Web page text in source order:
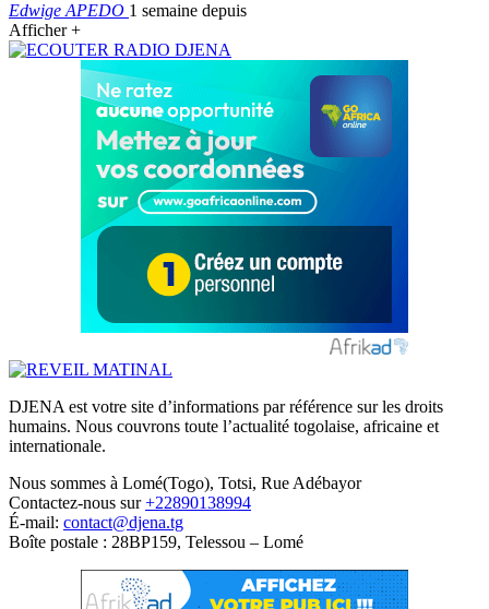
Edwige APEDO 1 semaine depuis
Afficher +
DJENA est votre site d’informations par référence sur les droits
humains. Nous couvrons toute l’actualité togolaise, africaine et
internationale.
Nous sommes à Lomé(Togo), Totsi, Rue Adébayor
Contactez-nous sur+22890138994
É-mail: contact@djena.tg
Boîte postale : 28BP159, Telessou – Lomé